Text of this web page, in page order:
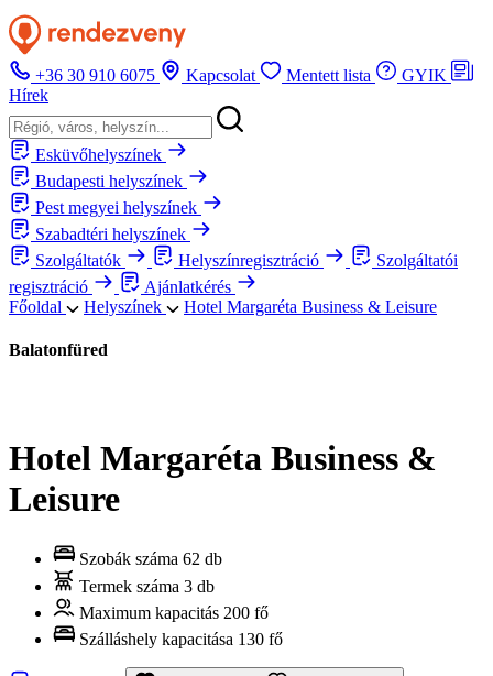
+36 30 910 6075 Kapcsolat Mentett lista
GYIK
Hírek
Esküvőhelyszínek
Budapesti helyszínek
Pest megyei helyszínek
Szabadtéri helyszínek
Szolgáltatók
Helyszínregisztráció
Szolgáltatói
regisztráció
Ajánlatkérés
Főoldal
Helyszínek Hotel Margaréta Business & Leisure
Balatonfüred
Hotel Margaréta Business &
Leisure
Szobák száma 62 db
Termek száma 3 db
Maximum kapacitás 200 fő
Szálláshely kapacitása 130 fő